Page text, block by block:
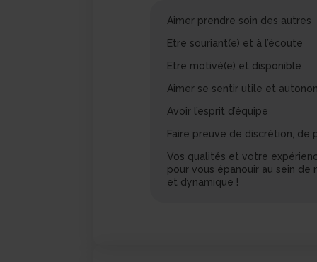
Aimer prendre soin des autres
Etre souriant(e) et à l’écoute
Etre motivé(e) et disponible
Aimer se sentir utile et
Avoir l’esprit d’équipe
Faire preuve de discrétion,
Vos qualités et votre
pour vous épanouir au sein
et dynamique !